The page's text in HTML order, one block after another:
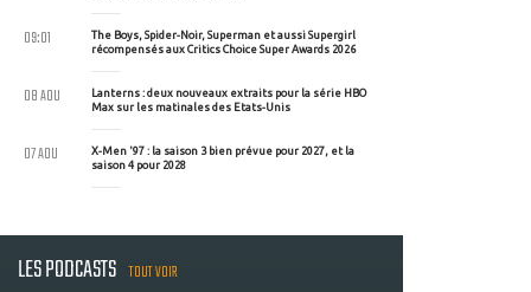
The Boys, Spider-Noir, Superman et aussi Supergirl
récompensés aux Critics Choice Super Awards 2026
09:01
Lanterns : deux nouveaux extraits pour la série HBO
Max sur les matinales des Etats-Unis
08 AOU
X-Men '97 : la saison 3 bien prévue pour 2027, et la
saison 4 pour 2028
07 AOU
LES PODCASTS TOUT VOIR